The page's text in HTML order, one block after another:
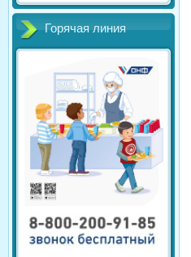
Горячая линия